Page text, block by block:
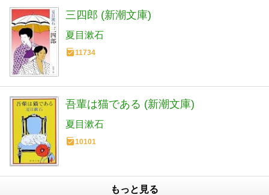
三四郎 (新潮文庫)
夏目漱石
11734
吾輩は猫である (新潮文庫)
夏目漱石
10101
もっと見る